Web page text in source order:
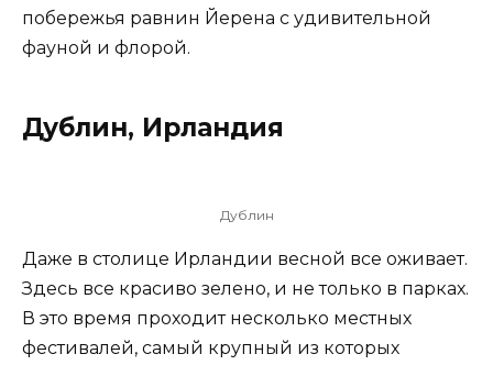
побережья равнин Йерена с удивительной
фауной и флорой.
Дублин, Ирландия
Дублин
Даже в столице Ирландии весной все оживает.
Здесь все красиво зелено, и не только в парках.
В это время проходит несколько местных
фестивалей, самый крупный из которых